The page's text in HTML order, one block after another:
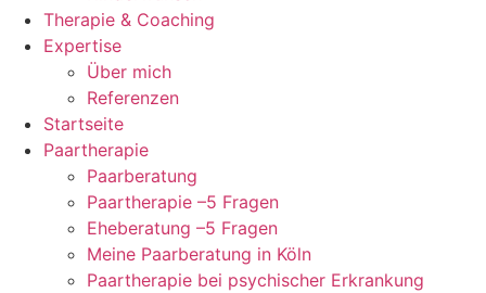
Therapie & Coaching
Expertise
Über mich
Referenzen
Startseite
Paartherapie
Paarberatung
Paartherapie –5 Fragen
Eheberatung –5 Fragen
Meine Paarberatung in Köln
Paartherapie bei psychischer Erkrankung